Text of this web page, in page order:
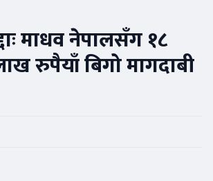
माधव नेपालसँग १८
रुपैयाँ बिगो मागदाबी